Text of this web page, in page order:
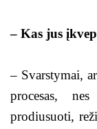
– Kas jus
– Svarstymai,
procesas,
prodiusuoti,